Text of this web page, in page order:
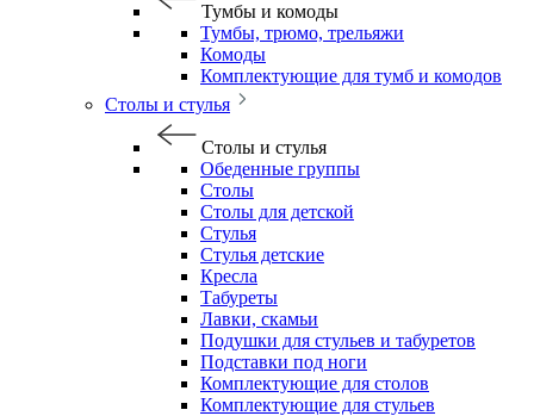
Тумбы и комоды
Тумбы, трюмо, трельяжи
Комоды
Комплектующие для тумб и комодов
Столы и стулья
Столы и стулья
Обеденные группы
Столы
Столы для детской
Стулья
Стулья детские
Кресла
Табуреты
Лавки, скамьи
Подушки для стульев и табуретов
Подставки под ноги
Комплектующие для столов
Комплектующие для стульев